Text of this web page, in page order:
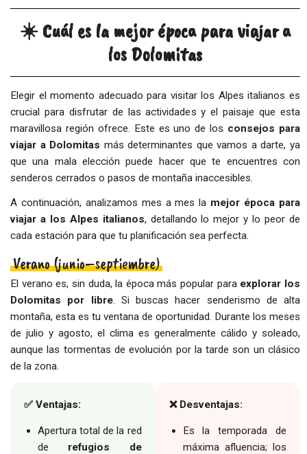
☀️ Cuál es la mejor época para viajar a
los Dolomitas
Elegir el momento adecuado para visitar los Alpes italianos es
crucial para disfrutar de las actividades y el paisaje que esta
maravillosa región ofrece. Este es uno de los consejos para
viajar a Dolomitas más determinantes que vamos a darte, ya
que una mala elección puede hacer que te encuentres con
senderos cerrados o pasos de montaña inaccesibles.
A continuación, analizamos mes a mes la mejor época para
viajar a los Alpes italianos, detallando lo mejor y lo peor de
cada estación para que tu planificación sea perfecta.
Verano (junio–septiembre)
El verano es, sin duda, la época más popular para explorar los
Dolomitas por libre. Si buscas hacer senderismo de alta
montaña, esta es tu ventana de oportunidad. Durante los meses
de julio y agosto, el clima es generalmente cálido y soleado,
aunque las tormentas de evolución por la tarde son un clásico
de la zona.
✅ Ventajas:
Apertura total de la red
de refugios de
❌ Desventajas:
Es la temporada de
máxima afluencia; los